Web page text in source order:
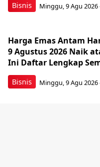
Bisnis Minggu, 9 Agu 2026
Bisnis
Harga Emas Antam
9 Agustus 2026 Naik
Ini Daftar Lengkap
Minggu, 9 Agu 2026